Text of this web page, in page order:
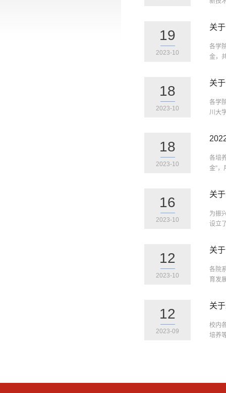
19
2023-10
关
各学
金，
18
2023-10
关
各学
川大
18
2023-10
各培
金”，
16
2023-10
关
为振
设立
12
2023-10
关
各院
育发
12
2023-09
关
校内
培养